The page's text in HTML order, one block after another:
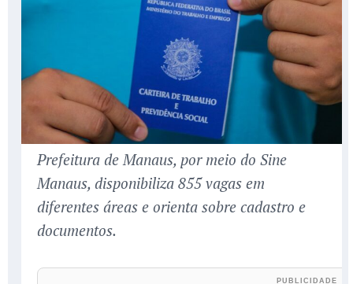
Prefeitura de Manaus, por meio do Sine
Manaus, disponibiliza 855 vagas em
diferentes áreas e orienta sobre cadastro e
documentos.